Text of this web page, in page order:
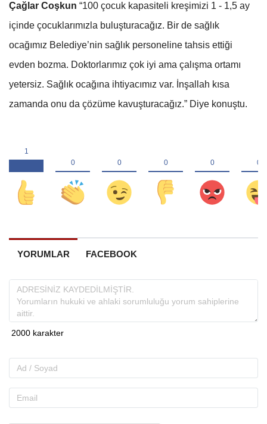
Çağlar Coşkun “100 çocuk kapasiteli kreşimizi 1 - 1,5 ay
içinde çocuklarımızla buluşturacağız. Bir de sağlık
ocağımız Belediye’nin sağlık personeline tahsis ettiği
evden bozma. Doktorlarımız çok iyi ama çalışma ortamı
yetersiz. Sağlık ocağına ihtiyacımız var. İnşallah kısa
zamanda onu da çözüme kavuşturacağız.” Diye konuştu.
YORUMLAR FACEBOOK